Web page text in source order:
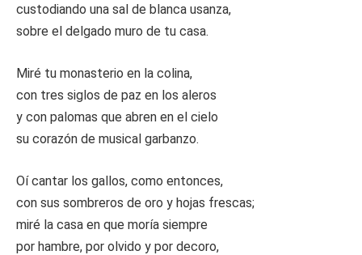
custodiando una sal de blanca usanza,
sobre el delgado muro de tu casa.
Miré tu monasterio en la colina,
con tres siglos de paz en los aleros
y con palomas que abren en el cielo
su corazón de musical garbanzo.
Oí cantar los gallos, como entonces,
con sus sombreros de oro y hojas frescas;
miré la casa en que moría siempre
por hambre, por olvido y por decoro,